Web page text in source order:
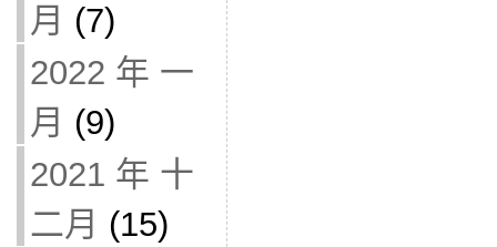
月 (7)
2022 年 一
月 (9)
2021 年 十
二月 (15)